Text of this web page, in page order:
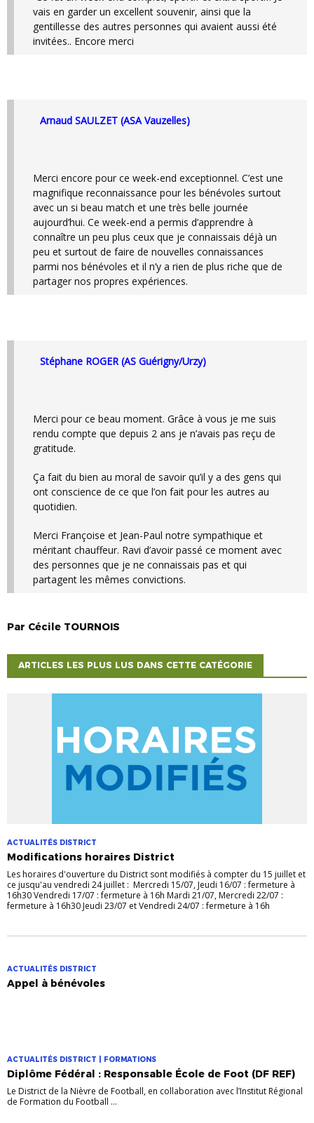
vais en garder un excellent souvenir, ainsi que la
gentillesse des autres personnes qui avaient aussi été
invitées.. Encore merci
Arnaud SAULZET (ASA Vauzelles)
Merci encore pour ce week-end exceptionnel. C’est une
magnifique reconnaissance pour les bénévoles surtout
avec un si beau match et une très belle journée
aujourd’hui. Ce week-end a permis d’apprendre à
connaître un peu plus ceux que je connaissais déjà un
peu et surtout de faire de nouvelles connaissances
parmi nos bénévoles et il n’y a rien de plus riche que de
partager nos propres expériences.
Stéphane ROGER (AS Guérigny/Urzy)
Merci pour ce beau moment. Grâce à vous je me suis
rendu compte que depuis 2 ans je n’avais pas reçu de
gratitude.
Ça fait du bien au moral de savoir qu’il y a des gens qui
ont conscience de ce que l’on fait pour les autres au
quotidien.
Merci Françoise et Jean-Paul notre sympathique et
méritant chauffeur. Ravi d’avoir passé ce moment avec
des personnes que je ne connaissais pas et qui
partagent les mêmes convictions.
Par Cécile TOURNOIS
ARTICLES LES PLUS LUS DANS CETTE CATÉGORIE
ACTUALITÉS DISTRICT
Modifications horaires District
Les horaires d'ouverture du District sont modifiés à compter du 15 juillet et
ce jusqu'au vendredi 24 juillet : Mercredi 15/07, Jeudi 16/07 : fermeture à
16h30 Vendredi 17/07 : fermeture à 16h Mardi 21/07, Mercredi 22/07 :
fermeture à 16h30 Jeudi 23/07 et Vendredi 24/07 : fermeture à 16h
ACTUALITÉS DISTRICT
Appel à bénévoles
ACTUALITÉS DISTRICT | FORMATIONS
Diplôme Fédéral : Responsable École de Foot (DF REF)
Le District de la Nièvre de Football, en collaboration avec l’Institut Régional
de Formation du Football ...